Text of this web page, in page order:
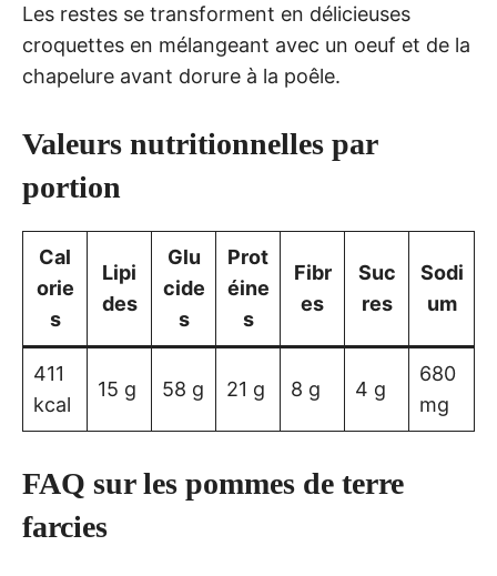
Les restes se transforment en délicieuses
croquettes en mélangeant avec un oeuf et de la
chapelure avant dorure à la poêle.
Valeurs nutritionnelles par
portion
Cal
orie
s
Lipi
des
Glu
cide
s
Prot
éine
s
Fibr
es
Suc
res
Sodi
um
411
kcal
15 g 58 g 21 g 8 g 4 g
680
mg
FAQ sur les pommes de terre
farcies